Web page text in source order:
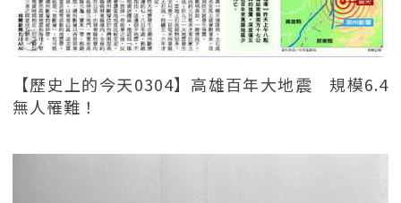
【歷史上的今天0304】高雄百年大地震 規模6.4
無人罹難！